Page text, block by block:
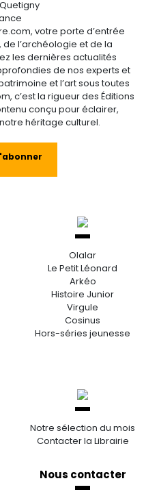
votre porte d’entrée
de l’archéologie et de la
les dernières actualités
de nos experts et
et l’art sous toutes
c’est la rigueur des Éditions
conçu pour éclairer,
héritage culturel.
Olalar
Le Petit Léonard
Arkéo
Histoire Junior
Virgule
Cosinus
Hors-séries jeunesse
Notre sélection du mois
Contacter la Librairie
Nous contacter